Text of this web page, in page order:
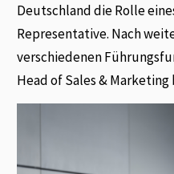
Deutschland die Rolle
Representative. Nach
verschiedenen
Head of Sales &